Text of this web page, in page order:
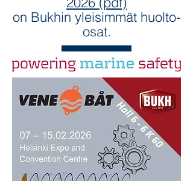
on Bukhin yleisimmät huolto-
osat.